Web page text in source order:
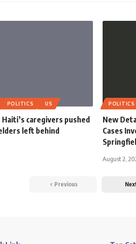
POLITICS US
caregivers pushed
left behind
POLITICS
New
Cases
August 2,
Previous